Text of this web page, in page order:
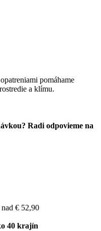
pomáhame
a klímu.
Radi odpovieme na
nad € 52,90
40 krajín